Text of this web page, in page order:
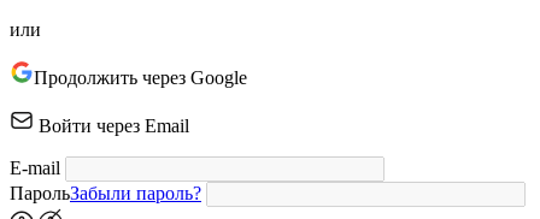
или
Продолжить через Google
Войти через Email
E-mail
ПарольЗабыли пароль?